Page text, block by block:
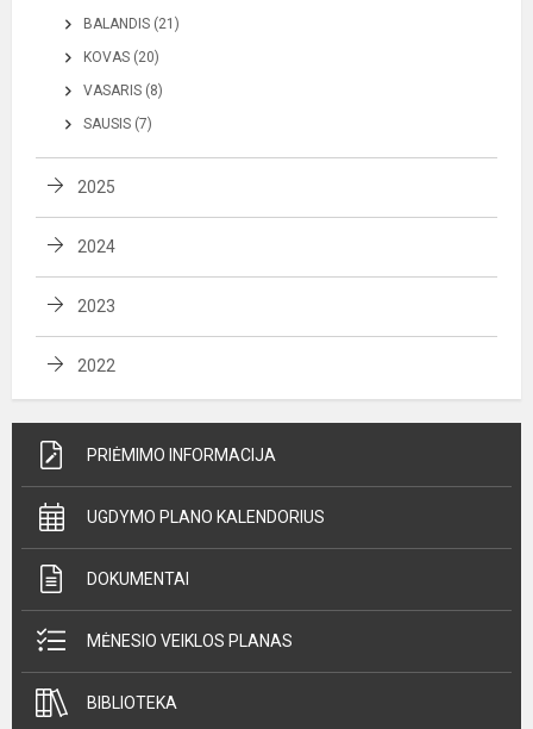
BALANDIS (21)
KOVAS (20)
VASARIS (8)
SAUSIS (7)
2025
2024
2023
2022
PRIĖMIMO INFORMACIJA
UGDYMO PLANO KALENDORIUS
DOKUMENTAI
MĖNESIO VEIKLOS PLANAS
BIBLIOTEKA